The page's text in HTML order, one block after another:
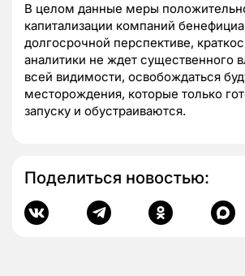
В целом данные меры
капитализации компаний
долгосрочной перспективе,
аналитики не ждет существенного
всей видимости, освобождаться
месторождения, которые только
запуску и обустраиваются.
Поделиться новостью: